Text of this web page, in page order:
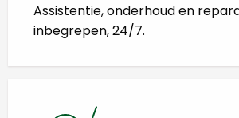
Assistentie, onderhoud en
inbegrepen, 24/7.